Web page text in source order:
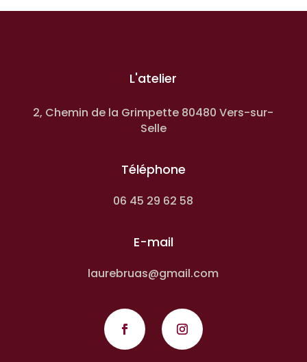
L'atelier
2, Chemin de la Grimpette 80480 Vers-sur-
Selle
Téléphone
06 45 29 62 58
E-mail
laurebruas@gmail.com